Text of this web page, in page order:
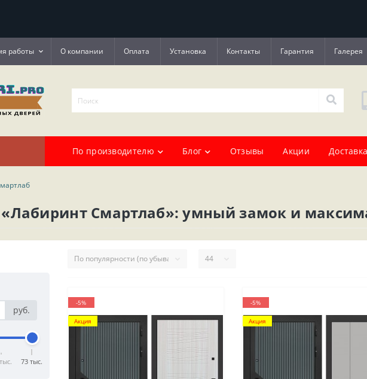
работы О компании Оплата Установка Контакты Гарантия Галерея
По производителю Блог Отзывы Акции
«Лабиринт Смартлаб»: умный замок и
руб.
73 тыс.
-5%
Акция
-5%
Акция